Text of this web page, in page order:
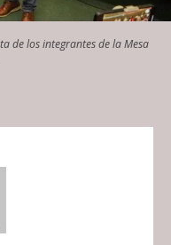
de los integrantes de la Mesa